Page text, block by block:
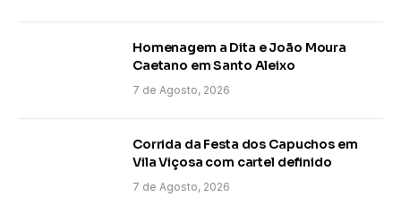
Homenagem a Dita e João Moura
Caetano em Santo Aleixo
7 de Agosto, 2026
Corrida da Festa dos Capuchos em
Vila Viçosa com cartel definido
7 de Agosto, 2026